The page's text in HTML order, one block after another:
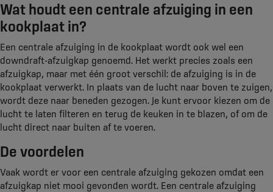
Wat houdt een centrale afzuiging in een
kookplaat in?
Een centrale afzuiging in de kookplaat wordt ook wel een
downdraft-afzuigkap genoemd. Het werkt precies zoals een
afzuigkap, maar met één groot verschil: de afzuiging is in de
kookplaat verwerkt. In plaats van de lucht naar boven te zuigen,
wordt deze naar beneden gezogen. Je kunt ervoor kiezen om de
lucht te laten filteren en terug de keuken in te blazen, of om de
lucht direct naar buiten af te voeren.
De voordelen
Vaak wordt er voor een centrale afzuiging gekozen omdat een
afzuigkap niet mooi gevonden wordt. Een centrale afzuiging